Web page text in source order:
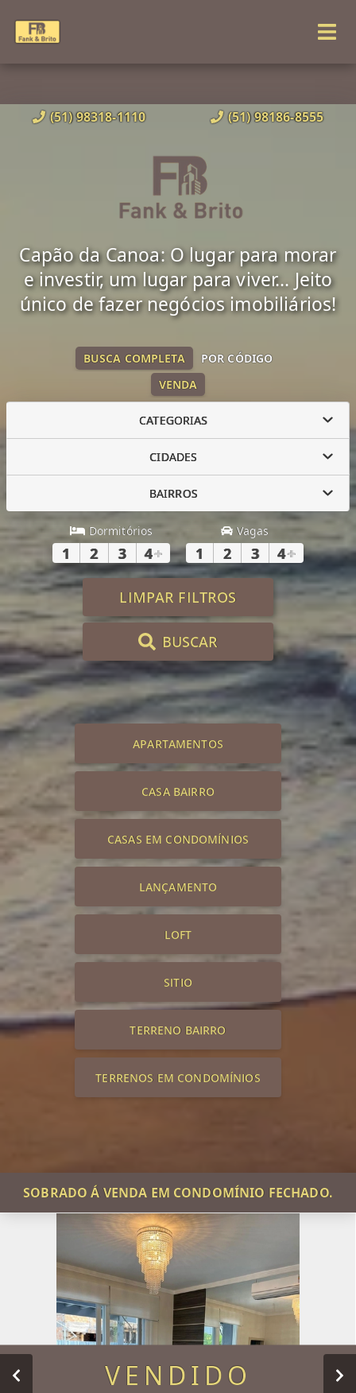
(51) 98318-1110 (51) 98186-8555
Capão da Canoa: O lugar para morar
e investir, um lugar para viver... Jeito
único de fazer negócios imobiliários!
VENDA
BUSCA COMPLETA POR CÓDIGO
CATEGORIAS
CIDADES
BAIRROS
Dormitórios
1 2 3 4+
Vagas
1 2 3 4+
LIMPAR FILTROS
BUSCAR
APARTAMENTOS
CASA BAIRRO
CASAS EM CONDOMÍNIOS
LANÇAMENTO
LOFT
SITIO
TERRENO BAIRRO
TERRENOS EM CONDOMÍNIOS
SOBRADO Á VENDA EM CONDOMÍNIO FECHADO.
VENDIDO